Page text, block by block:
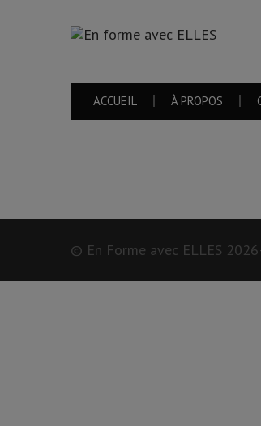
ACCUEIL À PROPOS
© En Forme avec ELLES